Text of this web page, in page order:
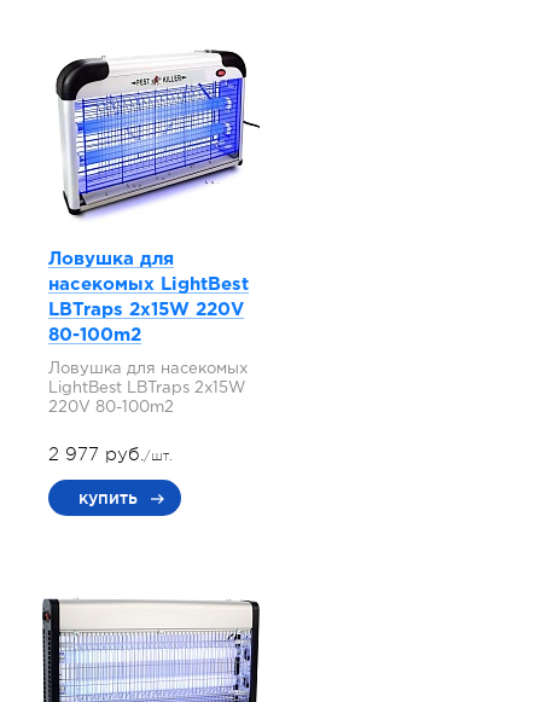
Ловушка для
насекомых LightBest
LBTraps 2x15W 220V
80-100m2
Ловушка для насекомых
LightBest LBTraps 2x15W
220V 80-100m2
2 977 руб./шт.
купить